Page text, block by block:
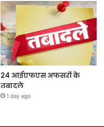
24 आईएफएस अफसरों के
तबादले
1 day ago